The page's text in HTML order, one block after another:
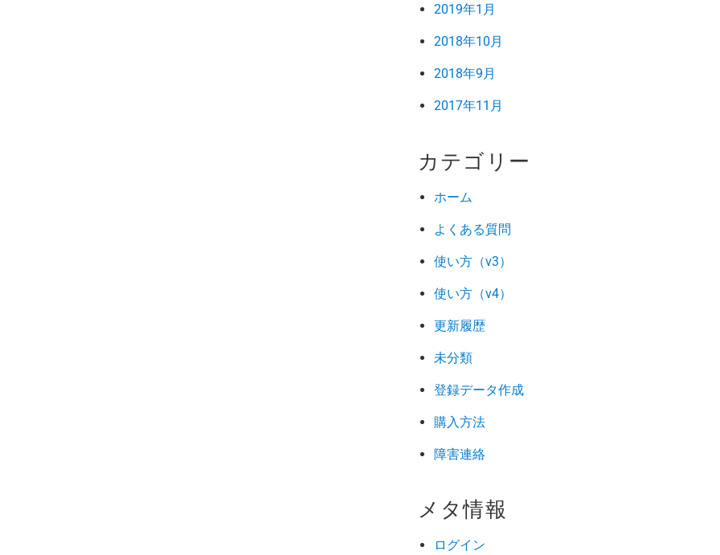
2019年1月
2018年10月
2018年9月
2017年11月
カテゴリー
ホーム
よくある質問
使い方（v3）
使い方（v4）
更新履歴
未分類
登録データ作成
購入方法
障害連絡
メタ情報
ログイン